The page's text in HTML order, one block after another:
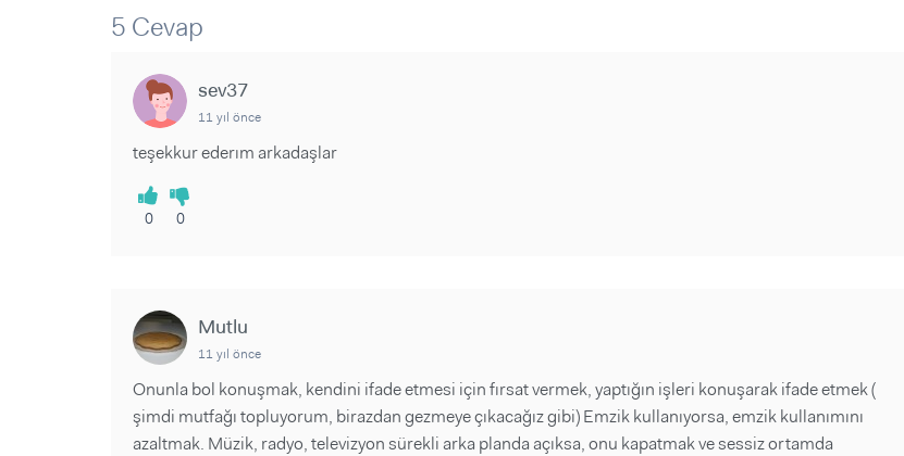
5 Cevap
sev37
11 yıl önce
teşekkur ederım arkadaşlar
0 0
Mutlu
11 yıl önce
Onunla bol konuşmak, kendini ifade etmesi için fırsat vermek, yaptığın işleri konuşarak ifade etmek (
şimdi mutfağı topluyorum, birazdan gezmeye çıkacağız gibi) Emzik kullanıyorsa, emzik kullanımını
azaltmak. Müzik, radyo, televizyon sürekli arka planda açıksa, onu kapatmak ve sessiz ortamda